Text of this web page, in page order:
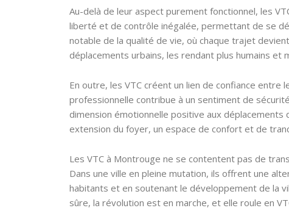
Au-delà de leur aspect purement fonctionnel, les
liberté et de contrôle inégalée, permettant de se
notable de la qualité de vie, où chaque trajet
déplacements urbains, les rendant plus humains et
En outre, les VTC créent un lien de confiance
professionnelle contribue à un sentiment de
dimension émotionnelle positive aux
extension du foyer, un espace de confort et de
Les VTC à Montrouge ne se contentent pas de
Dans une ville en pleine mutation, ils offrent une
habitants et en soutenant le développement de la
sûre, la révolution est en marche, et elle roule en